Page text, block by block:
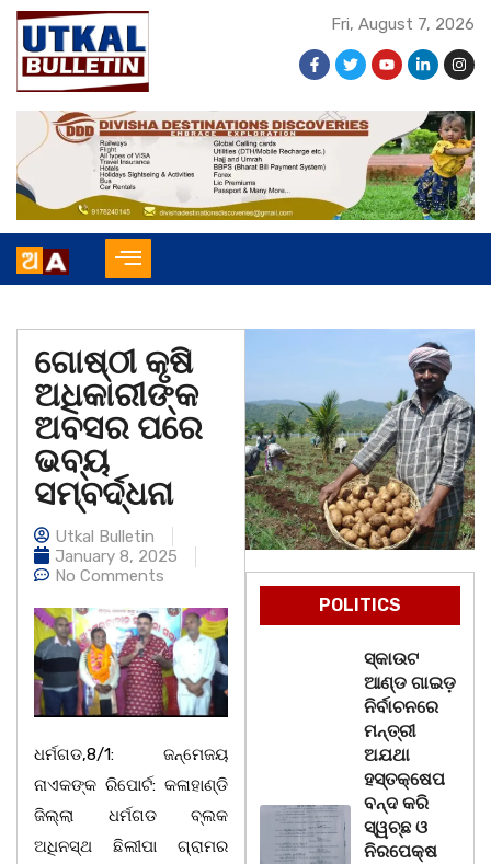
Fri, August 7, 2026
ଗୋଷ୍ଠୀ କୃଷି
ଅଧିକାରୀଙ୍କ
ଅବସର ପରେ
ଭବ୍ୟ
ସମ୍ବର୍ଦ୍ଧନା
Utkal Bulletin
January 8, 2025
No Comments
ଧର୍ମଗଡ,8/1: ଜନ୍ମେଜୟ
ନାଏକଙ୍କ ରିପୋର୍ଟ: କଳାହାଣ୍ଡି
ଜିଲ୍ଲା ଧର୍ମଗଡ ବ୍ଲକ
ଅଧିନସ୍ଥ ଛିଲୀପା ଗ୍ରାମର
POLITICS
ସ୍କାଉଟ
ଆଣ୍ଡ ଗାଇଡ଼
ନିର୍ବାଚନରେ
ମନ୍ତ୍ରୀ
ଅଯଥା
ହସ୍ତକ୍ଷେପ
ବନ୍ଦ କରି
ସ୍ୱଚ୍ଛ ଓ
ନିରପେକ୍ଷ